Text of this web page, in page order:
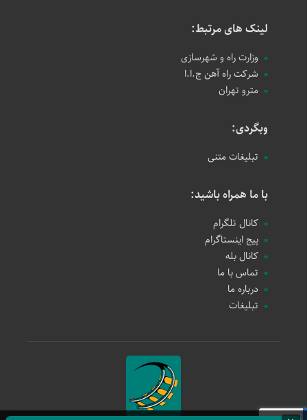
لینک های مرتبط:
وزارت راه و شهرسازی
شرکت راه آهن ج.ا.ا
مترو تهران
وبگردی:
تبلیغات متنی
با ما همراه باشید:
کانال تلگرام
پیج اینستاگرام
کانال بله
تماس با ما
درباره ما
تبلیغات